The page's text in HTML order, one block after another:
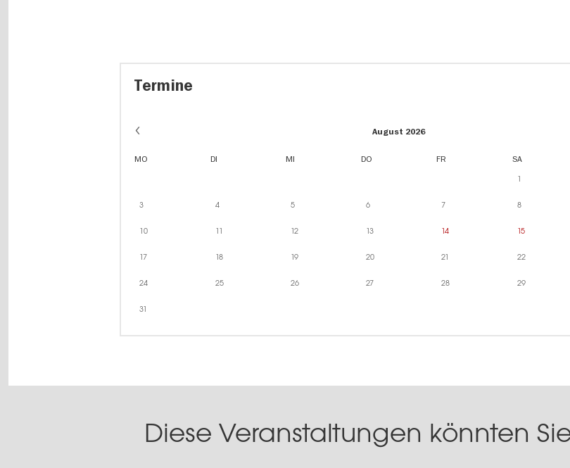
Termine
August 2026
MO DI MI DO FR SA
1
3 4 5 6 7 8
10 11 12 13 14 15
17 18 19 20 21 22
24 25 26 27 28 29
31
Diese Veranstaltungen könnten